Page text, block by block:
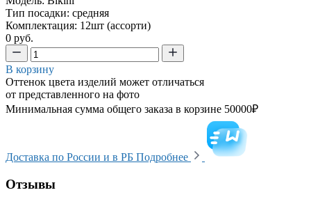
Тип посадки: средняя
Комплектация: 12шт (ассорти)
0 руб.
В корзину
Оттенок цвета изделий может отличаться
от представленного на фото
Минимальная сумма общего заказа в корзине 50000₽
Доставка по России и в РБ Подробнее
Отзывы